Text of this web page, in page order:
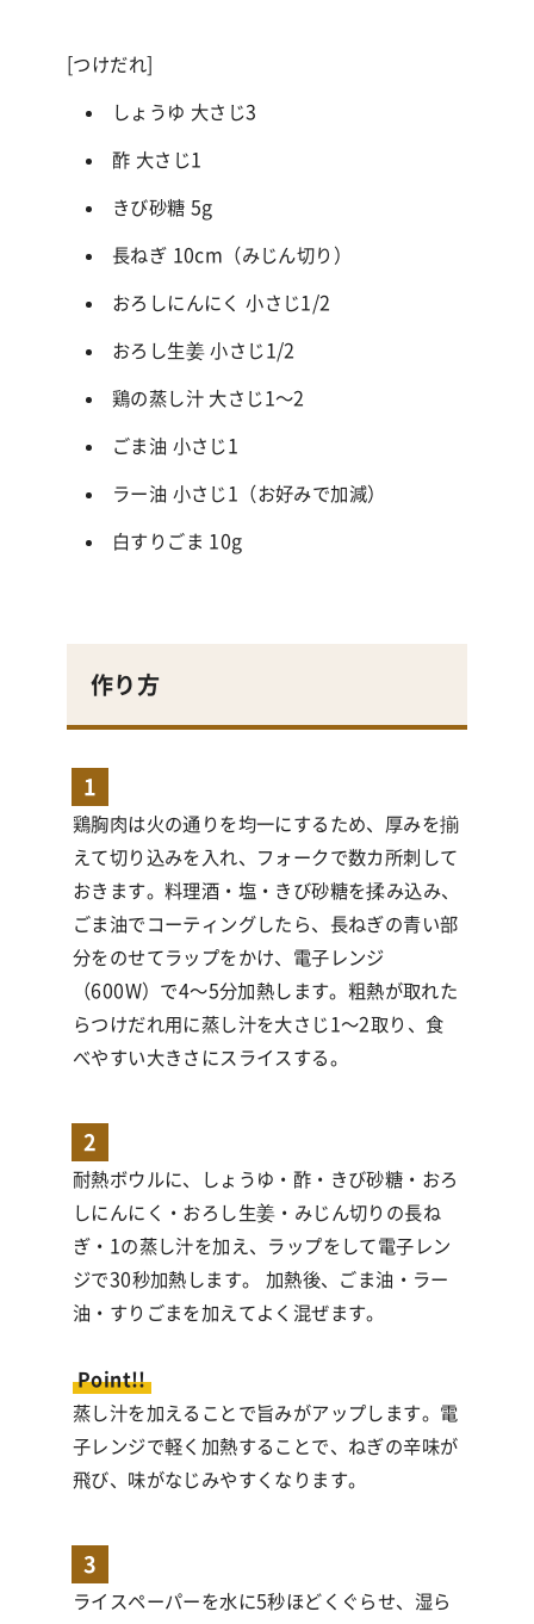
[つけだれ]
しょうゆ 大さじ3
酢 大さじ1
きび砂糖 5g
長ねぎ 10cm （みじん切り）
おろしにんにく 小さじ1/2
おろし生姜 小さじ 1/2
鶏の蒸し汁 大さじ 1〜2
ごま油 小さじ 1
ラー油 小さじ 1 （お好みで加減）
白すりごま 10g
作り方
1
鶏胸肉は火の通りを均一にするため、厚みを揃
えて切り込みを入れ、フォークで数カ所刺して
おきます。料理酒・塩・きび砂糖を揉み込み、
ごま油でコーティングしたら、長ねぎの青い部
分をのせてラップをかけ、電子レンジ
（600W）で4〜5分加熱します。粗熱が取れた
らつけだれ用に蒸し汁を大さじ1〜2取り、食
べやすい大きさにスライスする。
2
耐熱ボウルに、しょうゆ・酢・きび砂糖・おろ
しにんにく・おろし生姜・みじん切りの長ね
ぎ・1の蒸し汁を加え、ラップをして電子レン
ジで30秒加熱します。 加熱後、ごま油・ラー
油・すりごまを加えてよく混ぜます。
Point!!
蒸し汁を加えることで旨みがアップします。電
子レンジで軽く加熱することで、ねぎの辛味が
飛び、味がなじみやすくなります。
3
ライスペーパーを水に5秒ほどくぐらせ、湿ら